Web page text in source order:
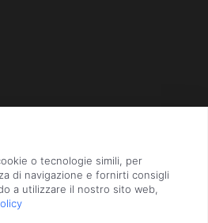
· Capitale Sociale i.v. € 800.000,00